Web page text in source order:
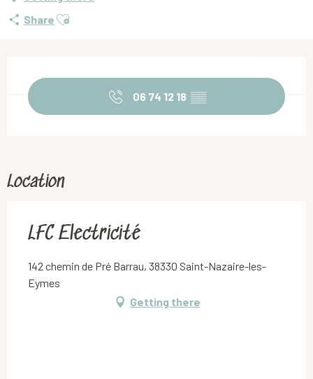
Share Ajouter aux favoris
06 74 12 18 ▒▒
Location
LFC Electricité
142 chemin de Pré Barrau, 38330 Saint-Nazaire-les-
Eymes
Getting there